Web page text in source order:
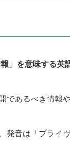
を意味する英語
であるべき情報
発音は「プライ